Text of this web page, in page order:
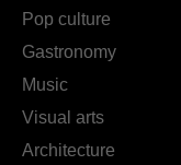
Pop culture
Gastronomy
Music
Visual arts
Architecture